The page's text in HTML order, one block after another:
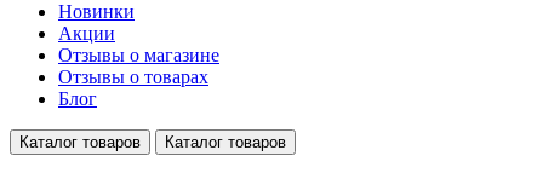
Новинки
Акции
Отзывы о магазине
Отзывы о товарах
Блог
Каталог товаров Каталог товаров